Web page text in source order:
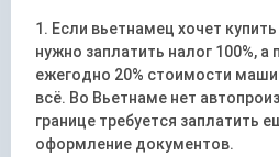
1. Если вьетнамец хочет
нужно заплатить налог 100%,
ежегодно 20% стоимости
всё. Во Вьетнаме нет
границе требуется заплатить
оформление документов.